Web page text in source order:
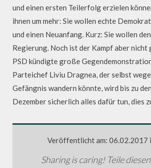
und einen ersten Teilerfolg erzielen
ihnen um mehr: Sie wollen echte
und einen Neuanfang. Kurz: Sie wollen
Regierung. Noch ist der Kampf aber nicht
PSD kündigte große
Parteichef Liviu Dragnea, der selbst
Gefängnis wandern könnte, wird bis zu
Dezember sicherlich alles dafür tun, dies
Veröffentlicht am: 06.02.2017
Sharing is caring! Teile